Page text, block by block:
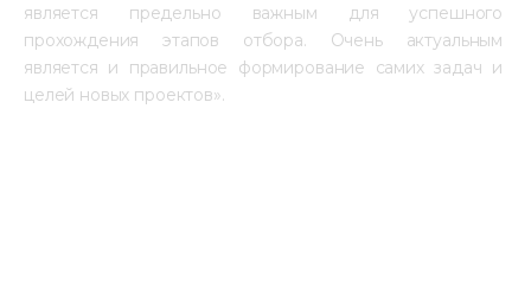
является предельно важным для успешного
прохождения этапов отбора. Очень актуальным
является и правильное формирование самих задач и
целей новых проектов».